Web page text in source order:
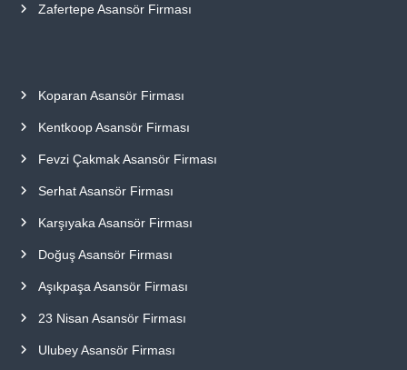
Zafertepe Asansör Firması
Koparan Asansör Firması
Kentkoop Asansör Firması
Fevzi Çakmak Asansör Firması
Serhat Asansör Firması
Karşıyaka Asansör Firması
Doğuş Asansör Firması
Aşıkpaşa Asansör Firması
23 Nisan Asansör Firması
Ulubey Asansör Firması